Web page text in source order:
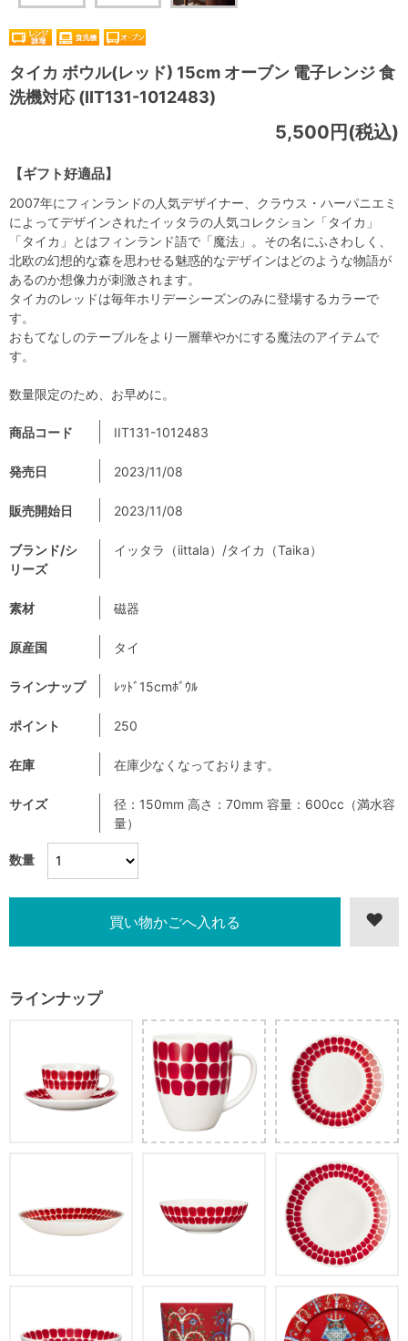
タイカ ボウル(レッド) 15cm オーブン 電子レンジ 食
洗機対応 (IIT131-1012483)
【ギフト好適品】
5,500円(税込)
数量
商品コード IIT131-1012483
発売日 2023/11/08
販売開始日 2023/11/08
ブランド/シ
リーズ
イッタラ（iittala）/タイカ（Taika）
素材 磁器
原産国 タイ
ラインナップ ﾚｯﾄﾞ15cmﾎﾞｳﾙ
ポイント 250
在庫 在庫少なくなっております。
サイズ
径：150mm 高さ：70mm 容量：600cc（満水容
量）
ラインナップ
2007年にフィンランドの人気デザイナー、クラウス・ハーパニエミ
によってデザインされたイッタラの人気コレクション「タイカ」
「タイカ」とはフィンランド語で「魔法」。その名にふさわしく、
北欧の幻想的な森を思わせる魅惑的なデザインはどのような物語が
あるのか想像力が刺激されます。
タイカのレッドは毎年ホリデーシーズンのみに登場するカラーで
す。
おもてなしのテーブルをより一層華やかにする魔法のアイテムで
す。
数量限定のため、お早めに。